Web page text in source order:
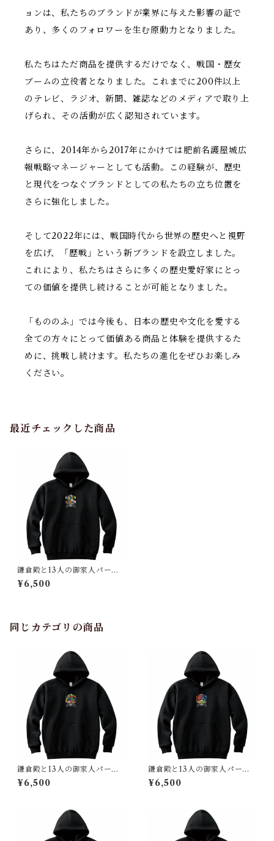
ョンは、私たちのブランドが業界に与えた影響の証で
あり、多くのフォロワーを生む原動力となりました。
私たちはただ商品を提供するだけでなく、戦国・歴女
ブームの立役者となりました。これまでに200件以上
のテレビ、ラジオ、新聞、雑誌などのメディアで取り上
げられ、その活動が広く認知されています。
さらに、2014年から2017年にかけては肥前名護屋城広
報戦略マネージャーとしても活動。この経験が、歴史
と現代をつなぐブランドとしての私たちの立ち位置を
さらに強化しました。
そして2022年には、戦国時代から世界の歴史へと視野
を広げ、「歴戦」という新ブランドを設立しました。
これにより、私たちはさらに多くの歴史愛好家にとっ
ての価値を提供し続けることが可能となりました。
「もののふ」では今後も、日本の歴史や文化を愛する
全ての方々にとって価値ある商品と体験を提供するた
めに、挑戦し続けます。私たちの進化をぜひお楽しみ
ください。
最近チェックした商品
鎌倉殿と13人の御家人パーカ
ー（鎌倉時代 日本）回転オ
リジナルver.
¥6,500
同じカテゴリの商品
鎌倉殿と13人の御家人パーカ
ー（鎌倉時代 日本）６色Ve
r.
¥6,500
鎌倉殿と13人の御家人パーカ
ー（鎌倉時代 日本）３色Ve
r.
¥6,500